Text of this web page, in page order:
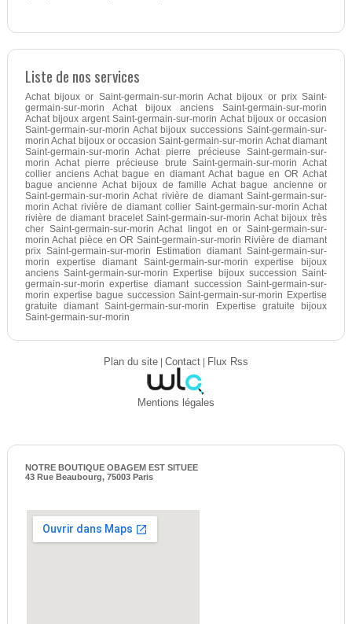
Liste de nos services
Achat bijoux or Saint-germain-sur-morin Achat bijoux or prix Saint-
germain-sur-morin Achat bijoux anciens Saint-germain-sur-morin
Achat bijoux argent Saint-germain-sur-morin Achat bijoux or occasion
Saint-germain-sur-morin Achat bijoux successions Saint-germain-sur-
morin Achat bijoux or occasion Saint-germain-sur-morin Achat diamant
Saint-germain-sur-morin Achat pierre précieuse Saint-germain-sur-
morin Achat pierre précieuse brute Saint-germain-sur-morin Achat
collier anciens Achat bague en diamant Achat bague en OR Achat
bague ancienne Achat bijoux de famille Achat bague ancienne or
Saint-germain-sur-morin Achat rivière de diamant Saint-germain-sur-
morin Achat rivière de diamant collier Saint-germain-sur-morin Achat
rivière de diamant bracelet Saint-germain-sur-morin Achat bijoux très
cher Saint-germain-sur-morin Achat lingot en or Saint-germain-sur-
morin Achat pièce en OR Saint-germain-sur-morin Rivière de diamant
prix Saint-germain-sur-morin Estimation diamant Saint-germain-sur-
morin expertise diamant Saint-germain-sur-morin expertise bijoux
anciens Saint-germain-sur-morin Expertise bijoux succession Saint-
germain-sur-morin expertise diamant succession Saint-germain-sur-
morin expertise bague succession Saint-germain-sur-morin Expertise
gratuite diamant Saint-germain-sur-morin Expertise gratuite bijoux
Saint-germain-sur-morin
Plan du site| Contact| Flux Rss
Mentions légales
NOTRE BOUTIQUE OBAGEM EST SITUEE
43 Rue Beaubourg, 75003 Paris